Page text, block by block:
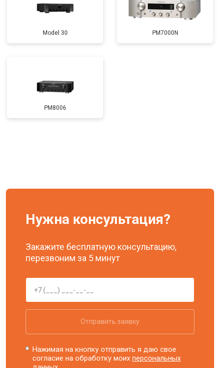
Model 30 PM7000N
PM8006
Нужна консультация?
Закажите бесплатную консультацию,
перезвоним за 5 минут
Отправить заявку
Нажимая на кнопку отправить я даю свое
согласие на обработку моихперсональных